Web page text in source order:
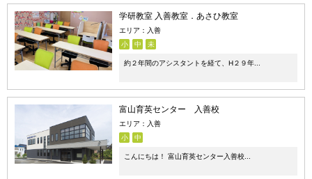
学研教室 入善教室．あさひ教室
エリア：入善
小
中 未
約２年間のアシスタントを経て、H２９年...
富山育英センター 入善校
エリア：入善
小
中
こんにちは！ 富山育英センター入善校...